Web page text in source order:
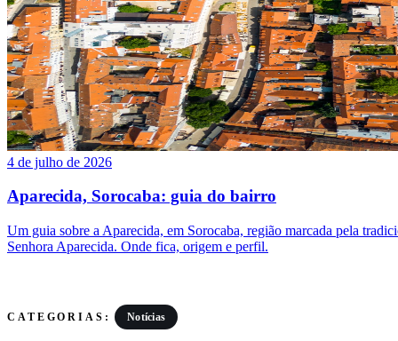
4 de julho de 2026
Aparecida, Sorocaba: guia do bairro
Um guia sobre a Aparecida, em Sorocaba, região marcada pela
Senhora Aparecida. Onde fica, origem e perfil.
CATEGORIAS: Notícias